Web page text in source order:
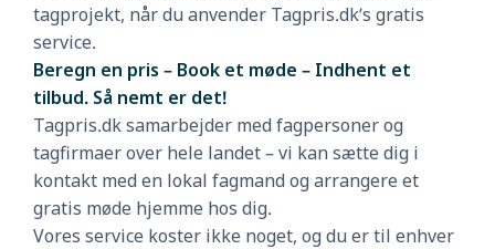
tagprojekt, når du anvender Tagpris.dk’s gratis
service.
Beregn en pris – Book et møde – Indhent et
tilbud. Så nemt er det!
Tagpris.dk samarbejder med fagpersoner og
tagfirmaer over hele landet – vi kan sætte dig i
kontakt med en lokal fagmand og arrangere et
gratis møde hjemme hos dig.
Vores service koster ikke noget, og du er til enhver